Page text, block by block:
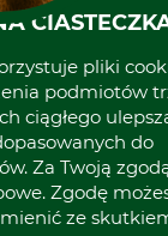
pliki
podmiotów
ciągłego
do
Za Twoją
Zgodę
ze